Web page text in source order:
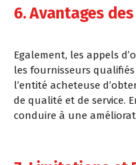
6. Avantages
Egalement, les appels
les fournisseurs
l’entité acheteuse
de qualité et de service.
conduire à une